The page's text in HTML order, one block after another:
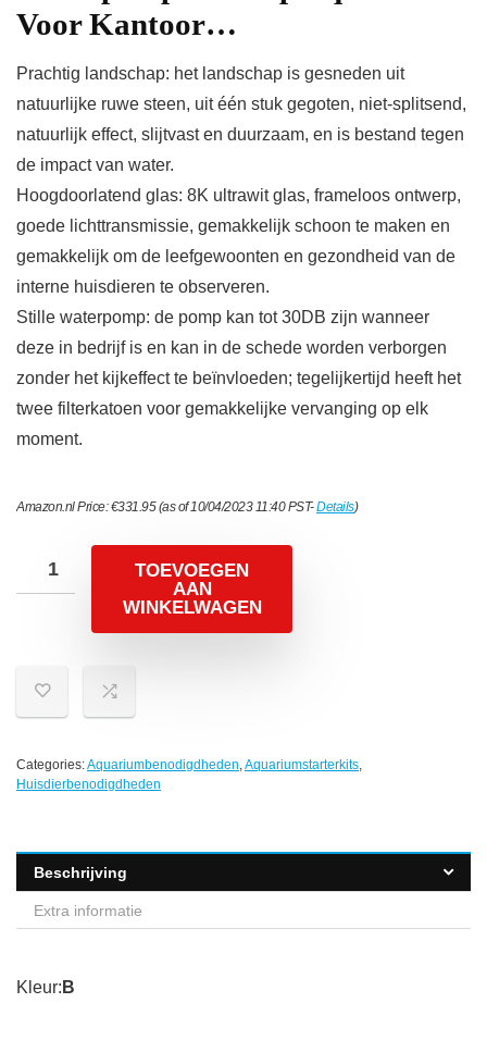
Voor Kantoor…
Prachtig landschap: het landschap is gesneden uit
natuurlijke ruwe steen, uit één stuk gegoten, niet-splitsend,
natuurlijk effect, slijtvast en duurzaam, en is bestand tegen
de impact van water.
Hoogdoorlatend glas: 8K ultrawit glas, frameloos ontwerp,
goede lichttransmissie, gemakkelijk schoon te maken en
gemakkelijk om de leefgewoonten en gezondheid van de
interne huisdieren te observeren.
Stille waterpomp: de pomp kan tot 30DB zijn wanneer
deze in bedrijf is en kan in de schede worden verborgen
zonder het kijkeffect te beïnvloeden; tegelijkertijd heeft het
twee filterkatoen voor gemakkelijke vervanging op elk
moment.
Amazon.nl Price:€331.95(as of 10/04/2023 11:40 PST-Details)
TOEVOEGEN
AAN
WINKELWAGEN
Categories:Aquariumbenodigdheden,Aquariumstarterkits,
Huisdierbenodigdheden
Beschrijving
Extra informatie
Kleur: B